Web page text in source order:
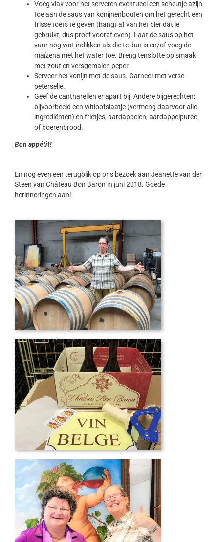
Voeg vlak voor het serveren eventueel een scheutje azijn
toe aan de saus van konijnenbouten om het gerecht een
frisse toets te geven (hangt af van het bier dat je
gebruikt, dus proef vooraf even). Laat de saus op het
vuur nog wat indikken als die te dun is en/of voeg de
maïzena met het water toe. Breng tenslotte op smaak
met zout en versgemalen peper.
Serveer het konijn met de saus. Garneer met verse
peterselie.
Geef de cantharellen er apart bij. Andere bijgerechten:
bijvoorbeeld een witloofslaatje (vermeng daarvoor alle
ingrediënten) en frietjes, aardappelen, aardappelpuree
of boerenbrood.
Bon appétit!
En nog even een terugblik op ons bezoek aan Jeanette van der
Steen van Château Bon Baron in juni 2018. Goede
herinneringen aan!